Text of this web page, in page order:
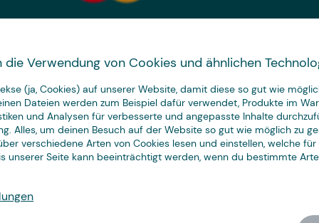
die Verwendung von Cookies und ähnlichen
(ja, Cookies) auf unserer Website, damit diese so gut wie
Dateien werden zum Beispiel dafür verwendet, Produkte im
und Analysen für verbesserte und angepasste Inhalte
Alles, um deinen Besuch auf der Website so gut wie möglich zu
verschiedene Arten von Cookies lesen und einstellen, welche
unserer Seite kann beeinträchtigt werden, wenn du bestimmte
We have
just the thing.